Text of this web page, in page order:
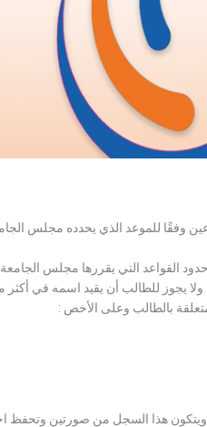
وفقًا للموعد الذي يحدده مجلس
القواعد التي يقررها مجلس الجامعة.
ولا يجوز للطالب أن يقيد اسمه في
بالطالب وعلى الأخص :
هذا السجل من صورتين وتحفظ